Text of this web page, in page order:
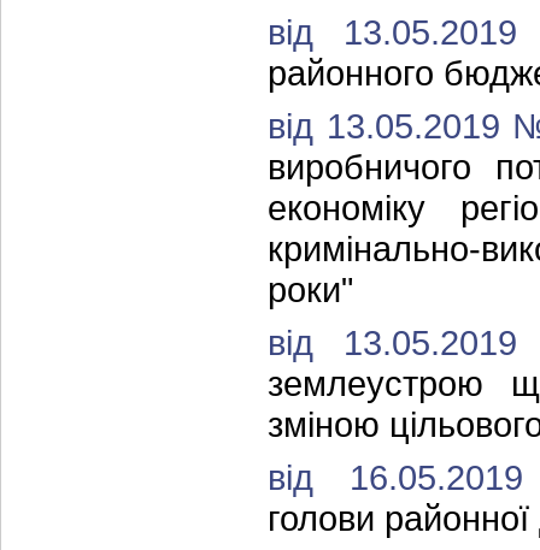
від
районного
від 13.05.2019
виробничого
економіку
кримінально-
роки"
від
землеустрою
зміною
від
голови районної